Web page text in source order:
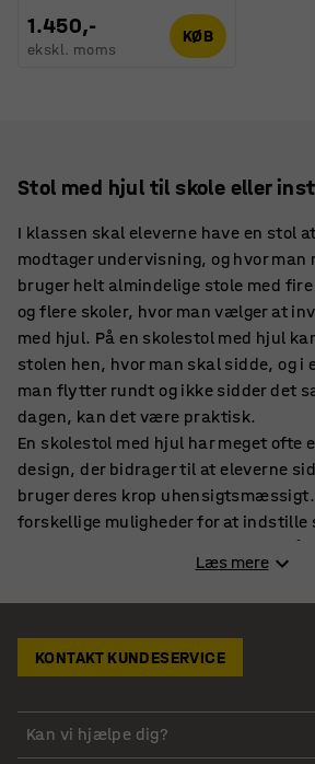
1.450,-
ekskl. moms
KØB
Stol med hjul til skole eller
I klassen skal eleverne have en stol
modtager undervisning, og hvor man
bruger helt almindelige stole med
og flere skoler, hvor man vælger at
med hjul. På en skolestol med hjul
stolen hen, hvor man skal sidde, og i
man flytter rundt og ikke sidder det
dagen, kan det være praktisk.
En skolestol med hjul har meget ofte
design, der bidrager til at eleverne
bruger deres krop
forskellige muligheder for at
det passer den til enkelte elev, og så
Især børn og unge mennesker har
for på en moderne skolestol. På
indrettet, så man både kan sidde helt
ryglænet.
En stol med hjul kan være værd at
Læs mere
KONTAKT KUNDESERVICE
Kan vi hjælpe dig?